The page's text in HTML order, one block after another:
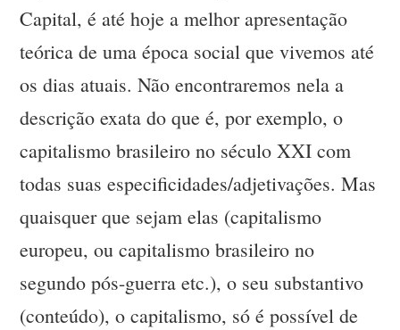
Capital, é até hoje a melhor apresentação
teórica de uma época social que vivemos até
os dias atuais. Não encontraremos nela a
descrição exata do que é, por exemplo, o
capitalismo brasileiro no século XXI com
todas suas especificidades/adjetivações. Mas
quaisquer que sejam elas (capitalismo
europeu, ou capitalismo brasileiro no
segundo pós-guerra etc.), o seu substantivo
(conteúdo), o capitalismo, só é possível de